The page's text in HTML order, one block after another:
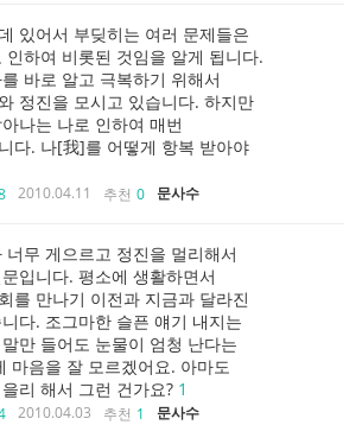
있어서 부딪히는 여러 문제들은
인하여 비롯된 것임을 알게 됩니다.
바로 알고 극복하기 위해서
정진을 모시고 있습니다. 하지만
나는 나로 인하여 매번
다. 나[我]를 어떻게 항복 받아야
2010.04.11 추천 0 문사수
너무 게으르고 정진을 멀리해서
입니다. 평소에 생활하면서
를 만나기 이전과 지금과 달라진
다. 조그마한 슬픈 얘기 내지는
만 들어도 눈물이 엄청 난다는
마음을 잘 모르겠어요. 아마도
리 해서 그런 건가요? 1
2010.04.03 추천 1 문사수